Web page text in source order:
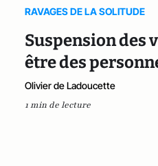
RAVAGES DE LA SOLITUDE
Suspension des
être des
Olivier de Ladoucette
1 min de lecture